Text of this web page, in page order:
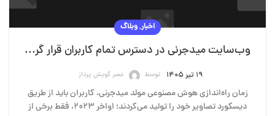
اخبار,وبلاگ
وب‌سایت میدجرنی در دسترس تمام کاربران قرار گرفت؛ تولید ۲۵ تصویر رایگان با هوش مصنوعی
۱۹ تیر ۱۴۰۵ توسط عصر گویش پرداز
زمان راه‌اندازی هوش مصنوعی مولد میدجرنی، کاربران باید از طریق
دیسکورد تصاویر خود را تولید می‌کردند؛ اواخر ۲۰۲۳، فقط برخی از